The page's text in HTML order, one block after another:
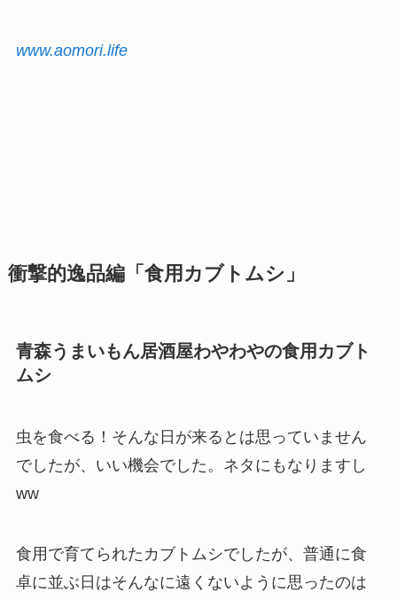
www.aomori.life
衝撃的逸品編「食用カブトムシ」
青森うまいもん居酒屋わやわやの食用カブト
ムシ
虫を食べる！そんな日が来るとは思っていません
でしたが、いい機会でした。ネタにもなりますし
ww
食用で育てられたカブトムシでしたが、普通に食
卓に並ぶ日はそんなに遠くないように思ったのは